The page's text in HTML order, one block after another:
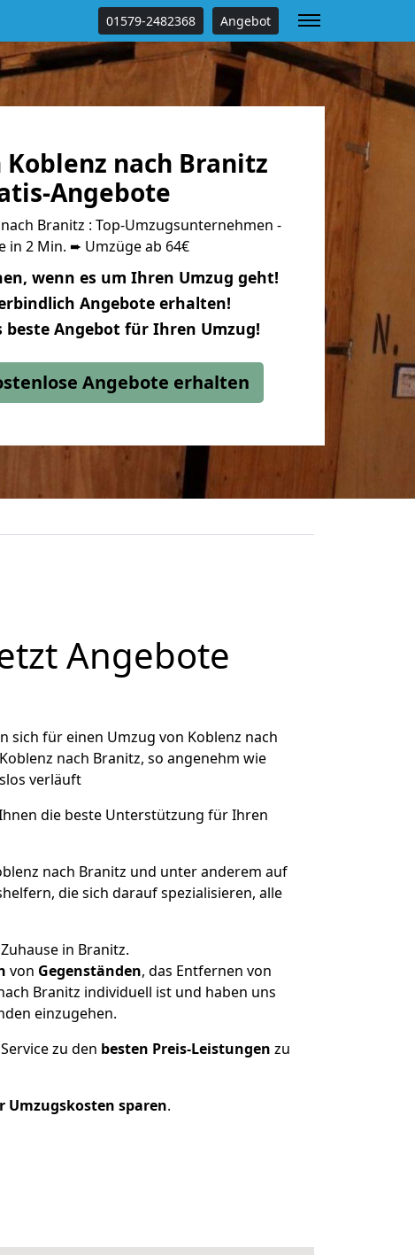
01579-2482368 Angebot
Koblenz nach Branitz
Angebote
Branitz : Top-Umzugsunternehmen -
in 2 Min. ➨ Umzüge ab 64€
wenn es um Ihren Umzug geht!
Angebote erhalten!
beste Angebot für Ihren Umzug!
Angebote erhalten
Angebote
sich für einen Umzug von Koblenz nach
nach Branitz, so angenehm wie
verläuft
die beste Unterstützung für Ihren
nach Branitz und unter anderem auf
die sich darauf spezialisieren, alle
in Branitz.
von Gegenständen, das Entfernen von
Branitz individuell ist und haben uns
einzugehen.
zu den besten Preis-Leistungen zu
Umzugskosten sparen.